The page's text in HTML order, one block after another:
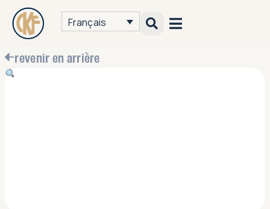
Français
revenir en arrière